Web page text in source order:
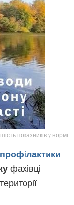
показників у нормі
фахівці